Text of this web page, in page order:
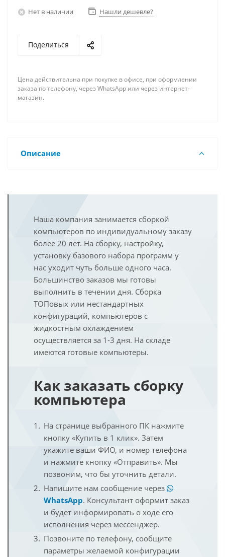
Нет в наличии Нашли дешевле?
Поделиться
Цена действительна при покупке в офисе, при оформлении
заказа по телефону, через WhatsApp или через интернет-
магазин.
Описание
Наша компания занимается сборкой
компьютеров по индивидуальному заказу
более 20 лет. На сборку, настройку,
установку базового набора программ у
нас уходит чуть больше одного часа.
Большинство заказов мы готовы
выполнить в течении дня. Сборка
ТОПовых или нестандартных
конфигураций, компьютеров с
жидкостным охлаждением
осуществляется за 1-3 дня. На складе
имеются готовые компьютеры.
Как заказать сборку
компьютера
На странице выбранного ПК нажмите
кнопку «Купить в 1 клик». Затем
укажите ваши ФИО, и номер телефона
и нажмите кнопку «Отправить». Мы
позвоним, что бы уточнить детали.
Напишите нам сообщение через
WhatsApp. Консультант оформит заказ
и будет информировать о ходе его
исполнения через мессенджер.
Позвоните по телефону, сообщите
параметры желаемой конфигурации